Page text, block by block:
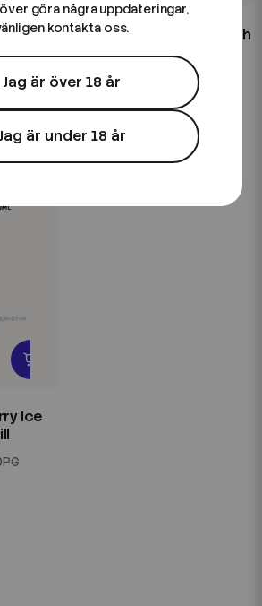
|
Frunk
Frunk Bar | Pineapple Peach
Mango | 20ml Longfill
0 mg/ml 20 ml 30VG/70PG
Ice
göra några uppdateringar,
kontakta oss.
Jag är över 18 år
Jag är under 18 år